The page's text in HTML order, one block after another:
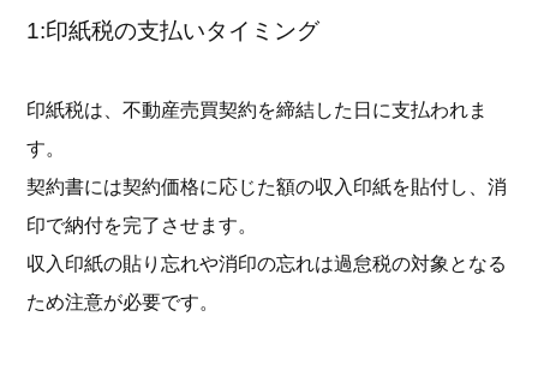
1:印紙税の支払いタイミング
印紙税は、不動産売買契約を締結した日に支払われま
す。
契約書には契約価格に応じた額の収入印紙を貼付し、消
印で納付を完了させます。
収入印紙の貼り忘れや消印の忘れは過怠税の対象となる
ため注意が必要です。